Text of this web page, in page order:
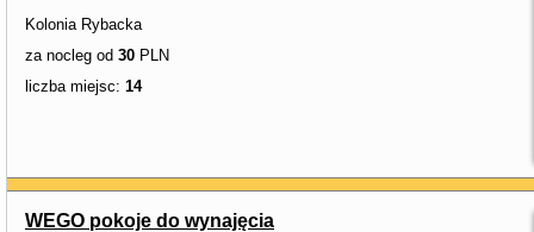
Kolonia Rybacka
za nocleg od 30 PLN
liczba miejsc: 14
WEGO pokoje do wynajęcia